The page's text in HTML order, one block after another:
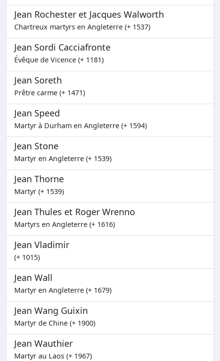
Jean Rochester et Jacques Walworth
Chartreux martyrs en Angleterre (+ 1537)
Jean Sordi Cacciafronte
Évêque de Vicence (+ 1181)
Jean Soreth
Prêtre carme (+ 1471)
Jean Speed
Martyr à Durham en Angleterre (+ 1594)
Jean Stone
Martyr en Angleterre (+ 1539)
Jean Thorne
Martyr (+ 1539)
Jean Thules et Roger Wrenno
Martyrs en Angleterre (+ 1616)
Jean Vladimir
(+ 1015)
Jean Wall
Martyr en Angleterre (+ 1679)
Jean Wang Guixin
Martyr de Chine (+ 1900)
Jean Wauthier
Martyr au Laos (+ 1967)